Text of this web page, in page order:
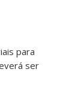
para
ser